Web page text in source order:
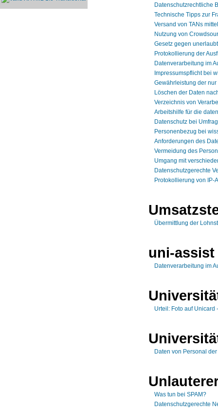
Datenschutzrechtliche
Technische Tipps zur
Versand von TANs
Nutzung von
Gesetz gegen
Protokollierung der
Datenverarbeitung im
Impressumspflicht bei
Gewährleistung der
Löschen der Daten
Verzeichnis von
Arbeitshilfe für die
Datenschutz bei
Personenbezug bei
Anforderungen des
Vermeidung des
Umgang mit
Datenschutzgerechte
Protokollierung von IP-
Übermittlung der
uni-assist
Datenverarbeitung im
Urteil: Foto auf
Daten von Personal
Was tun bei SPAM?
Datenschutzgerechte